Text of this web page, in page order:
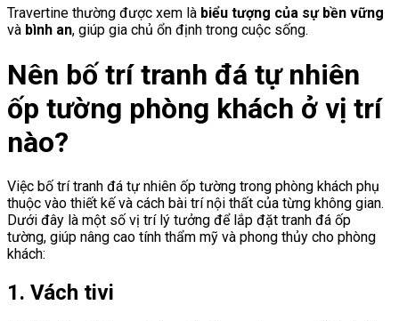
Travertine thường được xem là biểu tượng của sự bền vững
và bình an, giúp gia chủ ổn định trong cuộc sống.
Nên bố trí tranh đá tự nhiên
ốp tường phòng khách ở vị trí
nào?
Việc bố trí tranh đá tự nhiên ốp tường trong phòng khách phụ
thuộc vào thiết kế và cách bài trí nội thất của từng không gian.
Dưới đây là một số vị trí lý tưởng để lắp đặt tranh đá ốp
tường, giúp nâng cao tính thẩm mỹ và phong thủy cho phòng
khách:
1. Vách tivi